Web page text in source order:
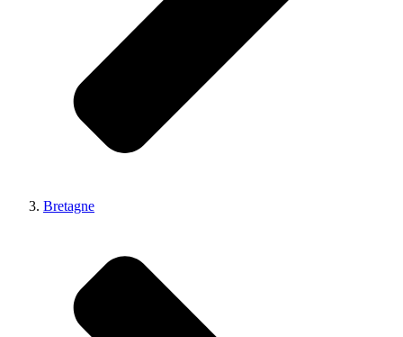
Bretagne